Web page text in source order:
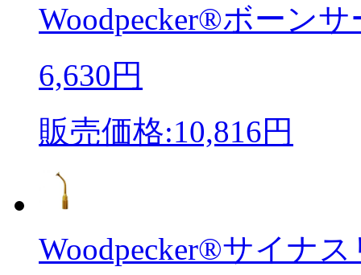
Woodpecker®ボーン
6,630円
販売価格:10,816円
Woodpecker®サイナ